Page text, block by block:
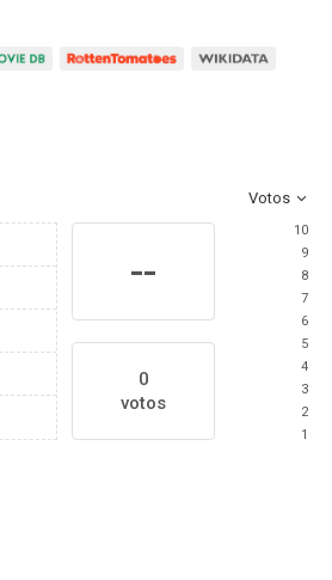
Votos
--
0
votos
10
9
8
7
6
5
4
3
2
1